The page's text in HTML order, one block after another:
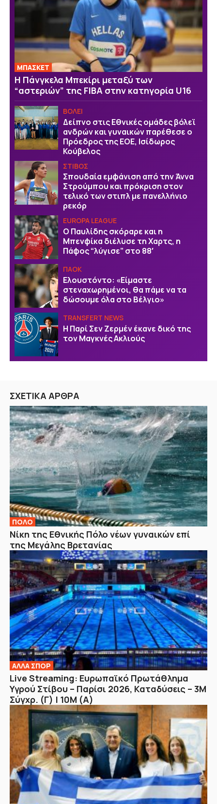
ΜΠΑΣΚΕΤ
H Πάνγκελα Μπεκίρι μεταξύ των
“αστεριών” της FIBA στην κατηγορία U16
ΒOΛΕΙ
Δείπνο στις Εθνικές ομάδες βόλεϊ
ανδρών και γυναικών παρέθεσε ο
Πρόεδρος της ΕΟΕ, Ισίδωρος
Κούβελος
ΣΤΙΒΟΣ
Σπουδαία εμφάνιση από την Άννα
Στρούμπου και πρόκριση στον
τελικό των στιπλ με πανελλήνιο
ρεκόρ
EUROPA LEAGUE
Ο Παυλίδης σκόραρε και η
Μπενφίκα διέλυσε τη Χαρτς, η
Πάφος “λύγισε” στο 88′
ΠΑΟΚ
Ελουστόντο: «Είμαστε
στεναχωρημένοι, θα πάμε να τα
δώσουμε όλα στο Βέλγιο»
TRANSFERT NEWS
Η Παρί Σεν Ζερμέν έκανε δικό της
τον Μαγκνές Ακλιούς
ΣΧΕΤΙΚΑ ΑΡΘΡΑ
ΠΟΛΟ
Νίκη της Εθνικής Πόλο νέων γυναικών επί
της Μεγάλης Βρετανίας
ΑΛΛΑ ΣΠΟΡ
Live Streaming: Ευρωπαϊκό Πρωτάθλημα
Υγρού Στίβου – Παρίσι 2026, Καταδύσεις – 3Μ
Σύγχρ. (Γ) | 10Μ (Α)